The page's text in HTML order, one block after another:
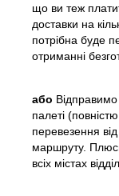
що ви теж
доставки на
потрібна буде
отриманні
або Відправимо
палеті
перевезення
маршруту.
всіх містах